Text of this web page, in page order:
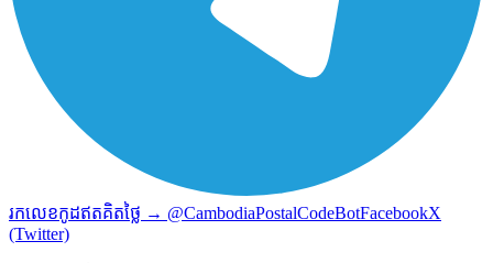
រកលេខកូដឥតគិតថ្លៃ → @CambodiaPostalCodeBotFacebookX
(Twitter)